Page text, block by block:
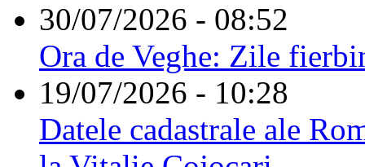
30/07/2026 - 08:52
Ora de Veghe: Zile
19/07/2026 - 10:28
Datele cadastrale ale